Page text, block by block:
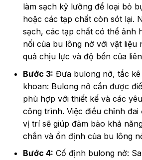
làm sạch kỹ lưỡng để loại bỏ
hoặc các tạp chất còn sót lại.
sạch, các tạp chất có thể ảnh
nối của bu lông nở với vật liệu
quả chịu lực và độ bền của
Bước 3: Đưa bulong nở, tắc
khoan: Bulong nở cần được
phù hợp với thiết kế và các
công trình. Việc điều chỉnh
vị trí sẽ giúp đảm bảo khả
chắn và ổn định của bu lông
Bước 4: Cố định bulong nở: